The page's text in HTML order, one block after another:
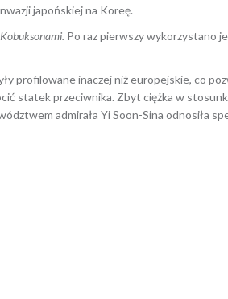
japońskiej na Koreę.
Kobuksonami. Po raz pierwszy wykorzystano
profilowane inaczej niż europejskie, co
statek przeciwnika. Zbyt ciężka w
admirała Yi Soon-Sina odnosiła